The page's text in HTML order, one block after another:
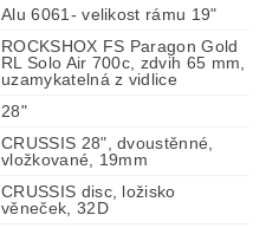
Alu 6061- velikost rámu 19"
ROCKSHOX FS Paragon Gold
RL Solo Air 700c, zdvih 65 mm,
uzamykatelná z vidlice
28"
CRUSSIS 28", dvoustěnné,
vložkované, 19mm
CRUSSIS disc, ložisko
věneček, 32D